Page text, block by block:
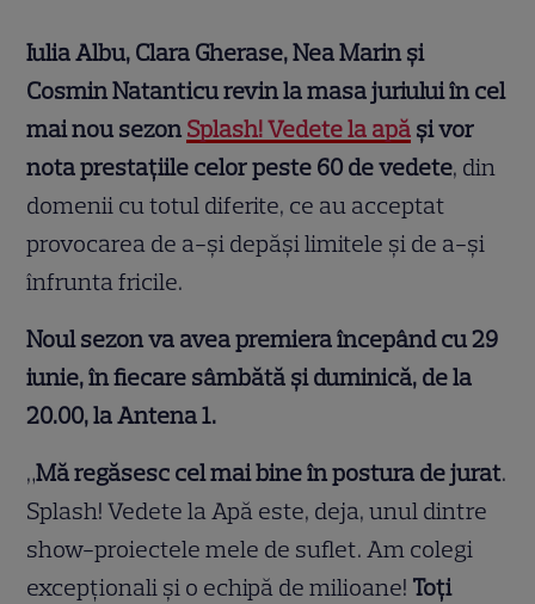
Iulia Albu, Clara Gherase, Nea Marin şi
Cosmin Natanticu revin la masa juriului în cel
mai nou sezon Splash! Vedete la apă și vor
nota prestațiile celor peste 60 de vedete, din
domenii cu totul diferite, ce au acceptat
provocarea de a-și depăși limitele și de a-și
înfrunta fricile.
Noul sezon va avea premiera începând cu 29
iunie, în fiecare sâmbătă și duminică, de la
20.00, la Antena 1.
„Mă regăsesc cel mai bine în postura de jurat.
Splash! Vedete la Apă este, deja, unul dintre
show-proiectele mele de suflet. Am colegi
excepționali și o echipă de milioane! Toți